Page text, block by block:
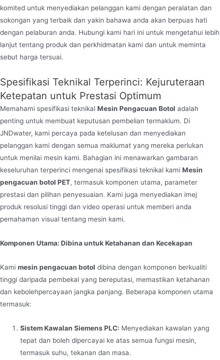
komited untuk menyediakan pelanggan kami dengan peralatan dan
sokongan yang terbaik dan yakin bahawa anda akan berpuas hati
dengan pelaburan anda. Hubungi kami hari ini untuk mengetahui lebih
lanjut tentang produk dan perkhidmatan kami dan untuk meminta
sebut harga tersuai.
Spesifikasi Teknikal Terperinci: Kejuruteraan
Ketepatan untuk Prestasi Optimum
Memahami spesifikasi teknikal Mesin Pengacuan Botol adalah
penting untuk membuat keputusan pembelian termaklum. Di
JNDwater, kami percaya pada ketelusan dan menyediakan
pelanggan kami dengan semua maklumat yang mereka perlukan
untuk menilai mesin kami. Bahagian ini menawarkan gambaran
keseluruhan terperinci mengenai spesifikasi teknikal kami Mesin
pengacuan botol PET, termasuk komponen utama, parameter
prestasi dan pilihan penyesuaian. Kami juga menyediakan imej
produk resolusi tinggi dan video operasi untuk memberi anda
pemahaman visual tentang mesin kami.
Komponen Utama: Dibina untuk Ketahanan dan Kecekapan
Kami mesin pengacuan botol dibina dengan komponen berkualiti
tinggi daripada pembekal yang bereputasi, memastikan ketahanan
dan kebolehpercayaan jangka panjang. Beberapa komponen utama
termasuk:
Sistem Kawalan Siemens PLC: Menyediakan kawalan yang
tepat dan boleh dipercayai ke atas semua fungsi mesin,
termasuk suhu, tekanan dan masa.